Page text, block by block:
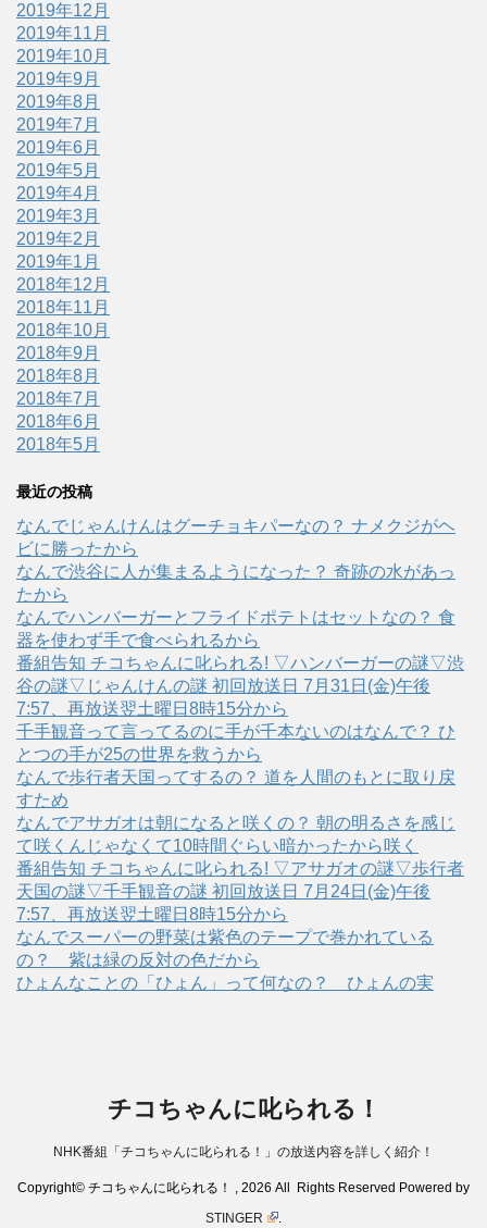
2019年12月
2019年11月
2019年10月
2019年9月
2019年8月
2019年7月
2019年6月
2019年5月
2019年4月
2019年3月
2019年2月
2019年1月
2018年12月
2018年11月
2018年10月
2018年9月
2018年8月
2018年7月
2018年6月
2018年5月
最近の投稿
なんでじゃんけんはグーチョキパーなの？ ナメクジがヘ
ビに勝ったから
なんで渋谷に人が集まるようになった？ 奇跡の水があっ
たから
なんでハンバーガーとフライドポテトはセットなの？ 食
器を使わず手で食べられるから
番組告知 チコちゃんに叱られる! ▽ハンバーガーの謎▽渋
谷の謎▽じゃんけんの謎 初回放送日 7月31日(金)午後
7:57、再放送翌土曜日8時15分から
千手観音って言ってるのに手が千本ないのはなんで？ ひ
とつの手が25の世界を救うから
なんで歩行者天国ってするの？ 道を人間のもとに取り戻
すため
なんでアサガオは朝になると咲くの？ 朝の明るさを感じ
て咲くんじゃなくて10時間ぐらい暗かったから咲く
番組告知 チコちゃんに叱られる! ▽アサガオの謎▽歩行者
天国の謎▽千手観音の謎 初回放送日 7月24日(金)午後
7:57、再放送翌土曜日8時15分から
なんでスーパーの野菜は紫色のテープで巻かれている
の？ 紫は緑の反対の色だから
ひょんなことの「ひょん」って何なの？ ひょんの実
チコちゃんに叱られる！
NHK番組「チコちゃんに叱られる！」の放送内容を詳しく紹介！
Copyright© チコちゃんに叱られる！ , 2026 All Rights Reserved Powered by
STINGER
.